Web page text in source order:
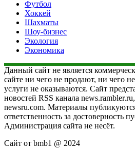
Футбол
Хоккей
Шахматы
Шоу-бизнес
Экология
Экономика
Данный сайт не является
сайте ни чего не продают, ни чего
услуги не оказываются. Сайт
новостей RSS канала
newsru.com. Материалы
ответственность за достоверность
Администрация сайта не несёт.
Сайт от bmb1 @ 2024